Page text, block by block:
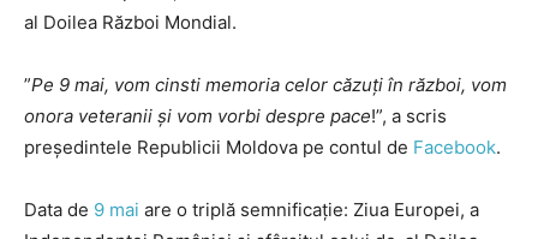
al Doilea Război Mondial.
”Pe 9 mai, vom cinsti memoria celor căzuți în război, vom
onora veteranii și vom vorbi despre pace!”, a scris
președintele Republicii Moldova pe contul de Facebook.
Data de 9 mai are o triplă semnificaţie: Ziua Europei, a